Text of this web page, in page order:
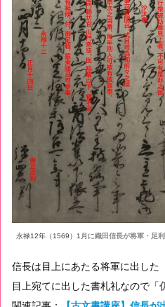
永禄12年（1569）1月に織田信長が将軍・足
信長は目上にあたる将軍に出した
目上宛てに出した書札礼なので「